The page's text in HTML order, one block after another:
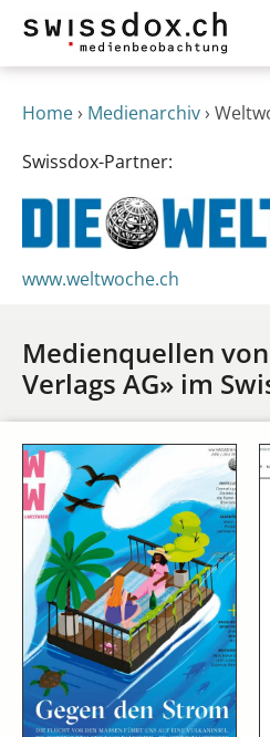
Home› Medienarchiv›
Swissdox-Partner:
www.weltwoche.ch
Medienquellen
Verlags AG» im